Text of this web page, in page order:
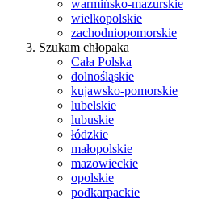
warmińsko-mazurskie
wielkopolskie
zachodniopomorskie
Szukam chłopaka
Cała Polska
dolnośląskie
kujawsko-pomorskie
lubelskie
lubuskie
łódzkie
małopolskie
mazowieckie
opolskie
podkarpackie